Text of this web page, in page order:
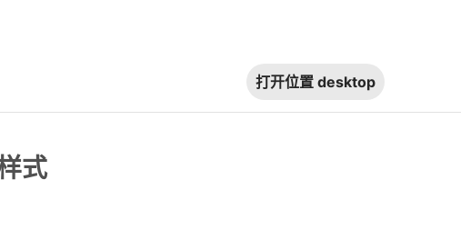
打开位置 desktop
式